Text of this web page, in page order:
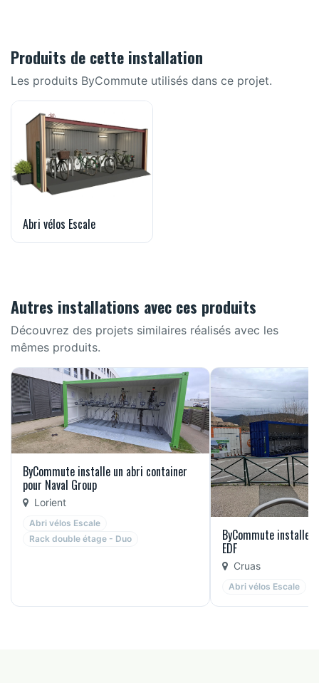
Produits de cette installation
Les produits ByCommute utilisés dans ce projet.
Abri vélos Escale
Autres installations avec ces produits
Découvrez des projets similaires réalisés avec les
mêmes produits.
ByCommute installe un abri container
pour Naval Group
Lorient
Abri vélos Escale
Rack double étage - Duo
ByCommute installe
EDF
Cruas
Abri vélos Escale